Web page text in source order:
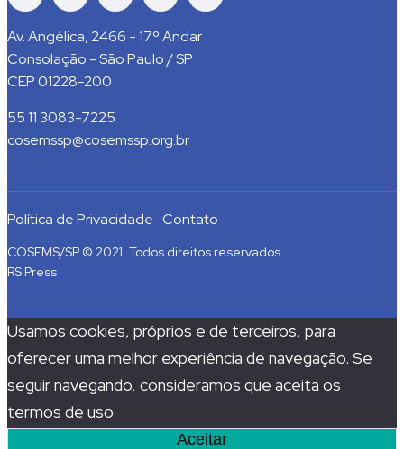
Av. Angélica, 2466 - 17º Andar
Consolação - São Paulo / SP
CEP 01228-200
55 11 3083-7225
cosemssp@cosemssp.org.br
Política de Privacidade Contato
COSEMS/SP © 2021. Todos direitos reservados.
RS Press
Usamos cookies, próprios e de terceiros, para
oferecer uma melhor experiência de navegação. Se
seguir navegando, consideramos que aceita os
termos de uso.
Aceitar